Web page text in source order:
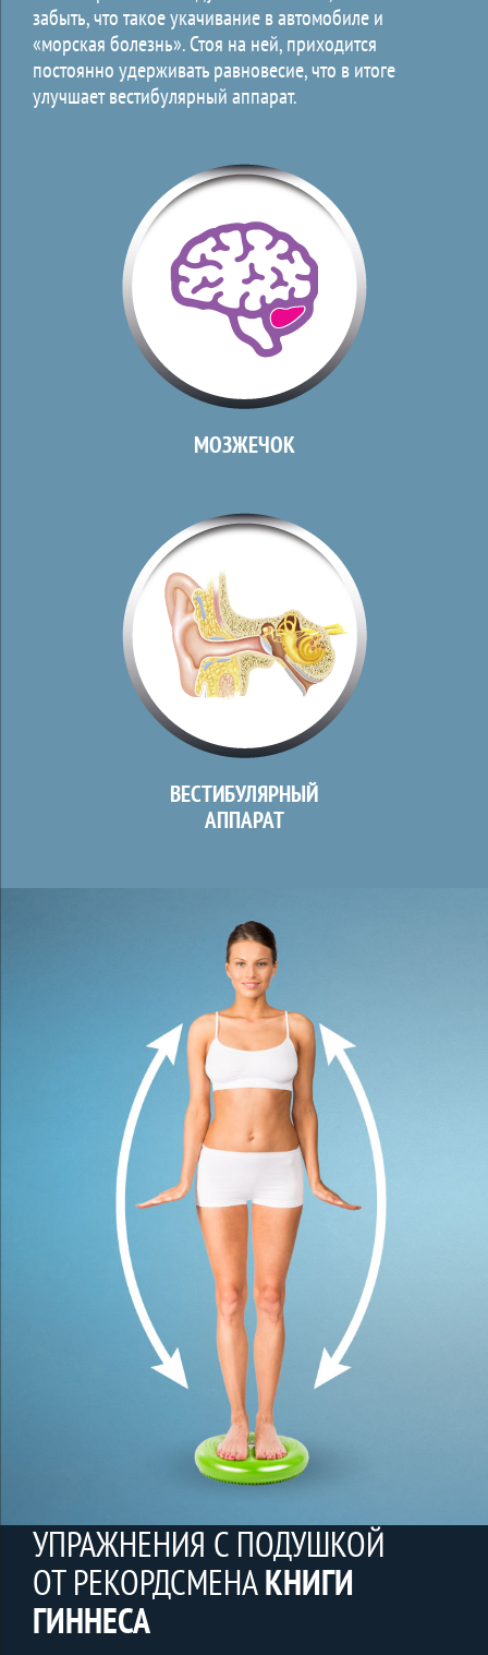
забыть, что такое укачивание в автомобиле и
«морская болезнь». Стоя на ней, приходится
постоянно удерживать равновесие, что в итоге
улучшает вестибулярный аппарат.
МОЗЖЕЧОК
ВЕСТИБУЛЯРНЫЙ
АППАРАТ
УПРАЖНЕНИЯ С ПОДУШКОЙ
ОТ РЕКОРДСМЕНАКНИГИ
ГИННЕСА